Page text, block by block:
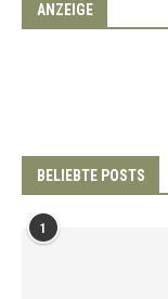
ANZEIGE
BELIEBTE POSTS
1